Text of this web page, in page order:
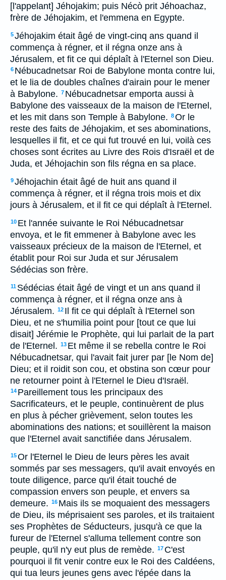
[l'appelant] Jéhojakim; puis Nécò prit Jéhoachaz,
frère de Jéhojakim, et l'emmena en Egypte.
5Jéhojakim était âgé de vingt-cinq ans quand il
commença à régner, et il régna onze ans à
Jérusalem, et fit ce qui déplaît à l'Eternel son Dieu.
6 Nébucadnetsar Roi de Babylone monta contre lui,
et le lia de doubles chaînes d'airain pour le mener
à Babylone. 7 Nébucadnetsar emporta aussi à
Babylone des vaisseaux de la maison de l'Eternel,
et les mit dans son Temple à Babylone. 8Or le
reste des faits de Jéhojakim, et ses abominations,
lesquelles il fit, et ce qui fut trouvé en lui, voilà ces
choses sont écrites au Livre des Rois d'Israël et de
Juda, et Jéhojachin son fils régna en sa place.
9Jéhojachin était âgé de huit ans quand il
commença à régner, et il régna trois mois et dix
jours à Jérusalem, et il fit ce qui déplaît à l'Eternel.
10 Et l'année suivante le Roi Nébucadnetsar
envoya, et le fit emmener à Babylone avec les
vaisseaux précieux de la maison de l'Eternel, et
établit pour Roi sur Juda et sur Jérusalem
Sédécias son frère.
11 Sédécias était âgé de vingt et un ans quand il
commença à régner, et il régna onze ans à
Jérusalem. 12 Il fit ce qui déplaît à l'Eternel son
Dieu, et ne s'humilia point pour [tout ce que lui
disait] Jérémie le Prophète, qui lui parlait de la part
de l'Eternel. 13 Et même il se rebella contre le Roi
Nébucadnetsar, qui l'avait fait jurer par [le Nom de]
Dieu; et il roidit son cou, et obstina son cœur pour
ne retourner point à l'Eternel le Dieu d'Israël.
14 Pareillement tous les principaux des
Sacrificateurs, et le peuple, continuèrent de plus
en plus à pécher grièvement, selon toutes les
abominations des nations; et souillèrent la maison
que l'Eternel avait sanctifiée dans Jérusalem.
15Or l'Eternel le Dieu de leurs pères les avait
sommés par ses messagers, qu'il avait envoyés en
toute diligence, parce qu'il était touché de
compassion envers son peuple, et envers sa
demeure. 16 Mais ils se moquaient des messagers
de Dieu, ils méprisaient ses paroles, et ils traitaient
ses Prophètes de Séducteurs, jusqu'à ce que la
fureur de l'Eternel s'alluma tellement contre son
peuple, qu'il n'y eut plus de remède. 17 C'est
pourquoi il fit venir contre eux le Roi des Caldéens,
qui tua leurs jeunes gens avec l'épée dans la